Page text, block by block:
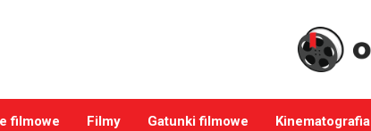
filmowe Filmy Gatunki filmowe Kinematografia